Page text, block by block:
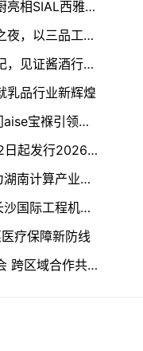
美佳集团、好太太食品、千味央厨亮相SIAL西雅国际食品展，激发企业参展热潮
年份原浆丨古井贡酒闪耀企业家之夜，以三品工程践行企业家精神
追台酿酒大师王世彬横跨两个世纪，见证酱酒行业的风云变幻
乳品行业新辉煌
全球首款“浪着睡”智能床，喜临门aise宝褓引领睡眠革命
中国人民银行定于2025年12月22日起发行2026年贺岁金银纪念币
聚焦“十五五”，飞腾长沙论道，为湖南计算产业新阶段注入“芯”动能
沃尔沃建筑设备“明星”阵容亮相长沙国际工程机械展
疗保障新防线
湘西茶叶地标品牌闪耀长春农博会 跨区域合作共拓新未来